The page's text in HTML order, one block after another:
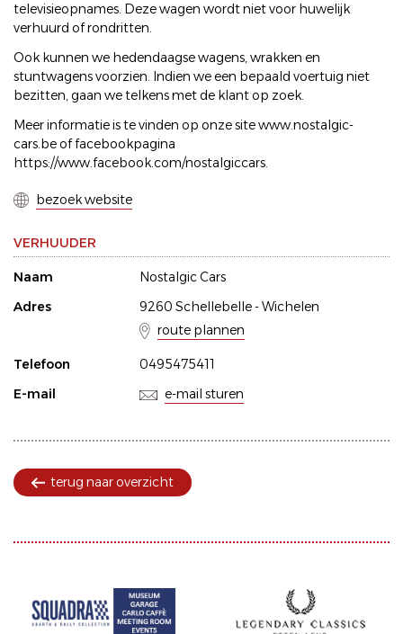
televisieopnames. Deze wagen wordt niet voor huwelijk
verhuurd of rondritten.
Ook kunnen we hedendaagse wagens, wrakken en
stuntwagens voorzien. Indien we een bepaald voertuig niet
bezitten, gaan we telkens met de klant op zoek.
Meer informatie is te vinden op onze site www.nostalgic-
cars.be of facebookpagina
https://www.facebook.com/nostalgiccars.
bezoek website
VERHUUDER
Naam
Nostalgic Cars
Adres
9260 Schellebelle - Wichelen
route plannen
Telefoon
0495475411
E-mail
e-mail sturen
terug naar overzicht